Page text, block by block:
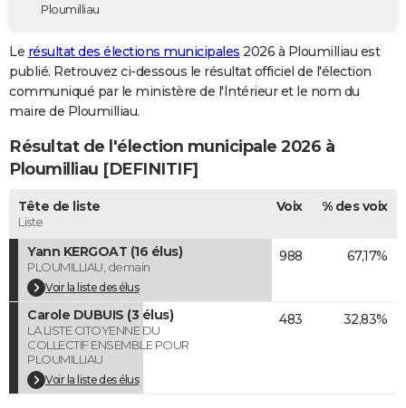
Destinations
City break
Voyage nature
Voyage de noces
Forum
GUIDES D'ACHAT
BONS PLANS
Carte de Noël
Carte Bonne année
Carte Saint-Valentin
Carte Pâques
Carte d'anniversaire
DICTIONNAIRE
Dictionnaire
Biographies
Citations
Expressions
Proverbes
PROGRAMME TV
COPAINS D'AVANT
S'inscrire
Se connecter
Lycées
Collèges
Primaires
Universités
Entreprises
Service militaire
Avis de recherche
AVIS DE DÉCÈS
FORUM
Bricolage
Lifestyle
Culture
Sport
Auto
Television
Voyage
Cinema
Ploumilliau
Le résultat des élections municipales 2026 à Ploumilliau est
publié. Retrouvez ci-dessous le résultat officiel de l'élection
communiqué par le ministère de l'Intérieur et le nom du
maire de Ploumilliau.
Résultat de l'élection municipale 2026 à
Ploumilliau [DEFINITIF]
Tête de liste
Liste
Voix % des voix
Yann KERGOAT (16 élus)
PLOUMILLIAU, demain
Voir la liste des élus
988 67,17%
Carole DUBUIS (3 élus)
LA LISTE CITOYENNE DU
COLLECTIF ENSEMBLE POUR
PLOUMILLIAU
Voir la liste des élus
483 32,83%